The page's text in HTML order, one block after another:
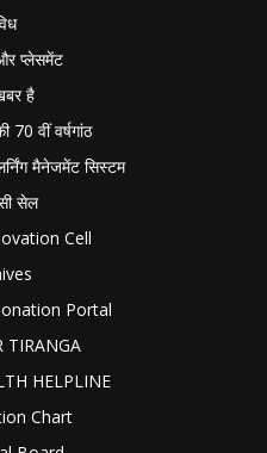
प्लेसमेंट
है
70 वीं वर्षगांठ
मैनेजमेंट सिस्टम
सेल
Cell
Portal
TIRANGA
HELPLINE
Chart